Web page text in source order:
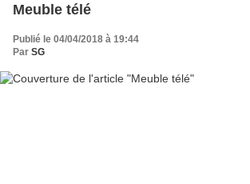
Meuble télé
Publié le 04/04/2018 à 19:44
Par SG